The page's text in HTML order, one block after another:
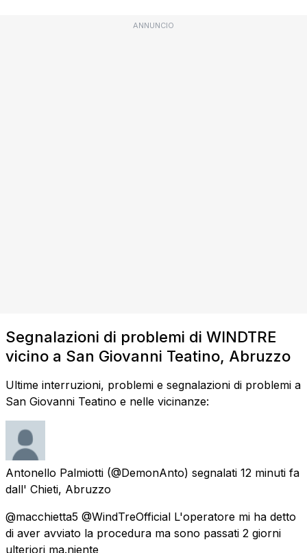
ANNUNCIO
Segnalazioni di problemi di WINDTRE
vicino a San Giovanni Teatino, Abruzzo
Ultime interruzioni, problemi e segnalazioni di problemi a
San Giovanni Teatino e nelle vicinanze:
Antonello Palmiotti (@DemonAnto) segnalati 12 minuti fa
dall' Chieti, Abruzzo
@macchietta5 @WindTreOfficial L'operatore mi ha detto
di aver avviato la procedura ma sono passati 2 giorni
ulteriori ma.niente